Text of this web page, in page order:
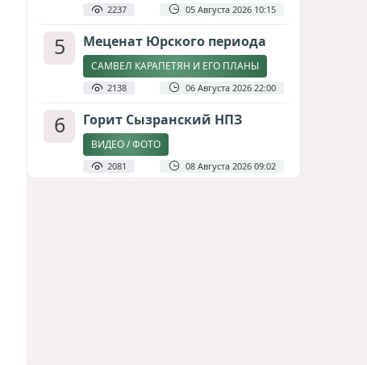
2237 05 Августа 2026 10:15
5 Меценат Юрского периода
САМВЕЛ КАРАПЕТЯН И ЕГО ПЛАНЫ
2138 06 Августа 2026 22:00
6 Горит Сызранский НПЗ
ВИДЕО / ФОТО
2081 08 Августа 2026 09:02